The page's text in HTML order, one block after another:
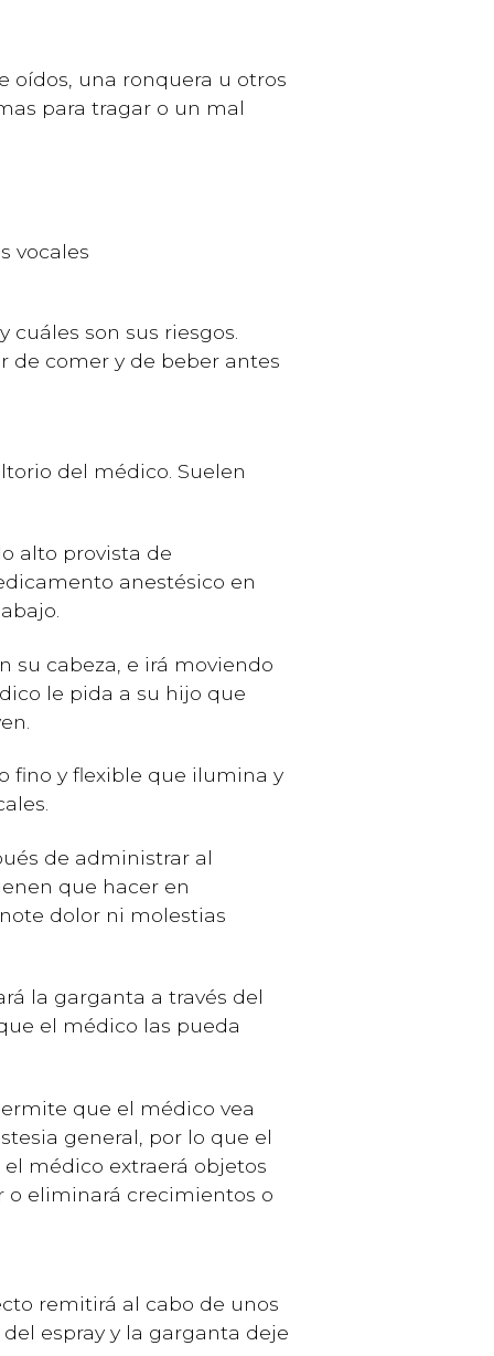
oídos, una ronquera u otros
para tragar o un mal
vocales
cuáles son sus riesgos.
de comer y de beber antes
del médico. Suelen
alto provista de
anestésico en
su cabeza, e irá moviendo
le pida a su hijo que
fino y flexible que ilumina y
de administrar al
que hacer en
dolor ni molestias
la garganta a través del
el médico las pueda
que el médico vea
general, por lo que el
médico extraerá objetos
o eliminará crecimientos o
remitirá al cabo de unos
espray y la garganta deje